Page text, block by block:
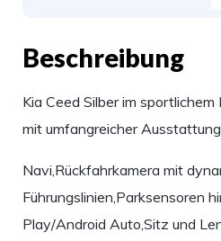
Beschreibung
Kia Ceed Silber im
mit umfangreicher
Navi,Rückfahrkamera mit
Führungslinien,Parksensoren
Play/Android Auto,Sitz und